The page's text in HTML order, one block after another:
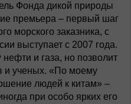
Фонда дикой природы
премьера – первый шаг
морского заказника, с
выступает с 2007 года.
нефти и газа, но позволит
и ученых. «По моему
людей к китам» –
при особо ярких его